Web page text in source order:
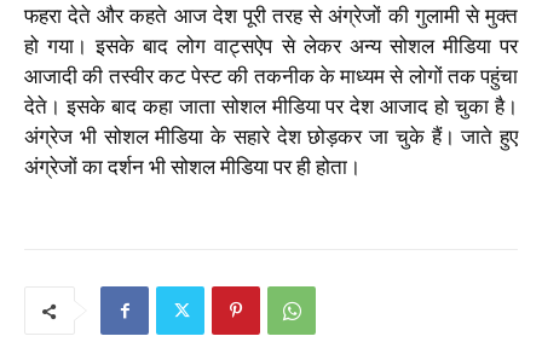
फहरा देते और कहते आज देश पूरी तरह से अंग्रेजों की गुलामी से मुक्त
हो गया। इसके बाद लोग वाट्सऐप से लेकर अन्य सोशल मीडिया पर
आजादी की तस्वीर कट पेस्ट की तकनीक के माध्यम से लोगों तक पहुंचा
देते। इसके बाद कहा जाता सोशल मीडिया पर देश आजाद हो चुका है।
अंग्रेज भी सोशल मीडिया के सहारे देश छोड़कर जा चुके हैं। जाते हुए
अंग्रेजों का दर्शन भी सोशल मीडिया पर ही होता।